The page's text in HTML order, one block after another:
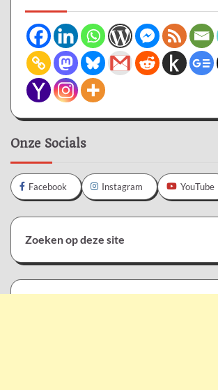
Onze Socials
Facebook Instagram YouTube
Zoeken op deze site